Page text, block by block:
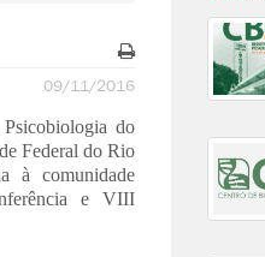
09/11/2016
do
Federal do Rio
à comunidade
e VIII